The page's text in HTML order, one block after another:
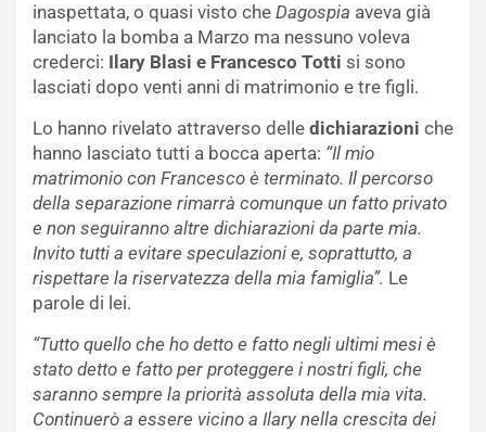
inaspettata, o quasi visto che Dagospia aveva già
lanciato la bomba a Marzo ma nessuno voleva
crederci: Ilary Blasi e Francesco Totti si sono
lasciati dopo venti anni di matrimonio e tre figli.
Lo hanno rivelato attraverso delle dichiarazioni che
hanno lasciato tutti a bocca aperta: “Il mio
matrimonio con Francesco è terminato. Il percorso
della separazione rimarrà comunque un fatto privato
e non seguiranno altre dichiarazioni da parte mia.
Invito tutti a evitare speculazioni e, soprattutto, a
rispettare la riservatezza della mia famiglia”. Le
parole di lei.
“Tutto quello che ho detto e fatto negli ultimi mesi è
stato detto e fatto per proteggere i nostri figli, che
saranno sempre la priorità assoluta della mia vita.
Continuerò a essere vicino a Ilary nella crescita dei